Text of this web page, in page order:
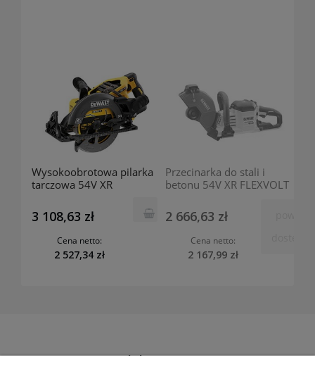
Wysokoobrotowa pilarka
tarczowa 54V XR
DCS577T2 DeWalt
3 108,63 zł
Cena netto:
2 527,34 zł
Przecinarka do stali i
betonu 54V XR FLEXVOLT
akumulatorów i ładowarki
DCS690N DeWalt
2 666,63 zł
Cena netto:
2 167,99 zł
Elektro-met